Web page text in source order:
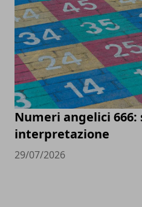
Numeri angelici
interpretazione
29/07/2026